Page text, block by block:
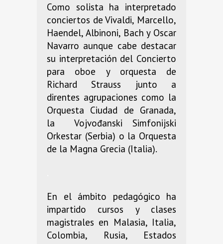
Como solista ha interpretado
conciertos de Vivaldi, Marcello,
Haendel, Albinoni, Bach y Oscar
Navarro aunque cabe destacar
su interpretación del Concierto
para oboe y orquesta de
Richard Strauss junto a
direntes agrupaciones como la
Orquesta Ciudad de Granada,
la Vojvođanski Simfonijski
Orkestar (Serbia) o la Orquesta
de la Magna Grecia (Italia).
En el ámbito pedagógico ha
impartido cursos y clases
magistrales en Malasia, Italia,
Colombia, Rusia, Estados